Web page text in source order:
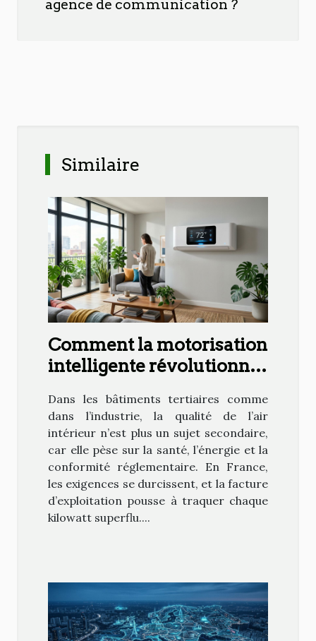
agence de communication ?
Similaire
Comment la motorisation
intelligente révolutionne
intérieur
Dans les bâtiments tertiaires comme
dans l’industrie, la qualité de l’air
intérieur n’est plus un sujet secondaire,
car elle pèse sur la santé, l’énergie et la
conformité réglementaire. En France,
les exigences se durcissent, et la facture
d’exploitation pousse à traquer chaque
kilowatt superflu....